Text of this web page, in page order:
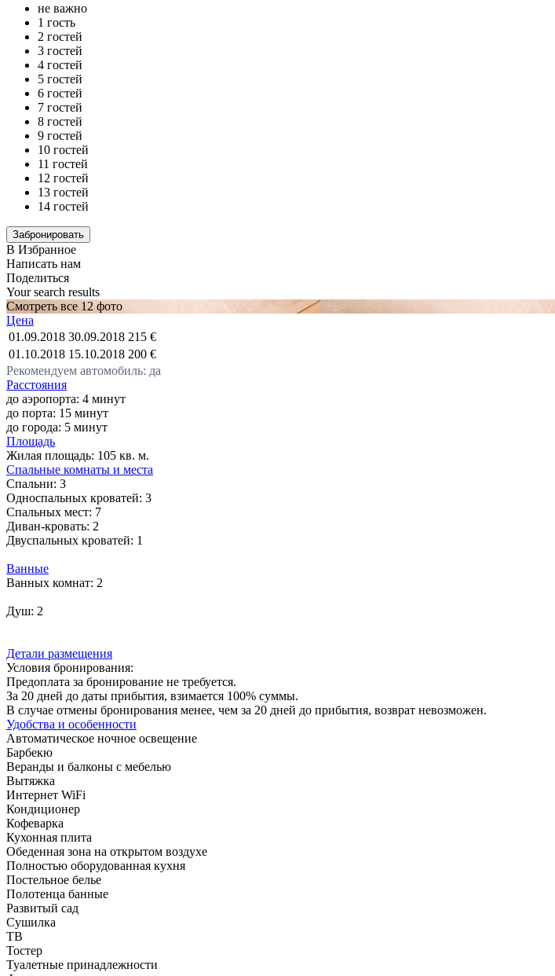
не важно
1 гость
2 гостей
3 гостей
4 гостей
5 гостей
6 гостей
7 гостей
8 гостей
9 гостей
10 гостей
11 гостей
12 гостей
13 гостей
14 гостей
В Избранное
Написать нам
Поделиться
Your search results
Смотреть все 12 фото
Цена
01.09.2018 30.09.2018 215 €
01.10.2018 15.10.2018 200 €
Рекомендуем автомобиль: да
Расстояния
до аэропорта: 4 минут
до порта: 15 минут
до города: 5 минут
Площадь
Жилая площадь: 105 кв. м.
Спальные комнаты и места
Спальни: 3
Односпальных кроватей: 3
Спальных мест: 7
Диван-кровать: 2
Двуспальных кроватей: 1
Ванные
Ванных комнат: 2
Душ: 2
Детали размещения
Условия бронирования:
Предоплата за бронирование не требуется.
За 20 дней до даты прибытия, взимается 100% суммы.
В случае отмены бронирования менее, чем за 20 дней до прибытия, возврат невозможен.
Удобства и особенности
Автоматическое ночное освещение
Барбекю
Веранды и балконы с мебелью
Вытяжка
Интернет WiFi
Кондиционер
Кофеварка
Кухонная плита
Обеденная зона на открытом воздухе
Полностью оборудованная кухня
Постельное белье
Полотенца банные
Развитый сад
Сушилка
ТВ
Тостер
Туалетные принадлежности